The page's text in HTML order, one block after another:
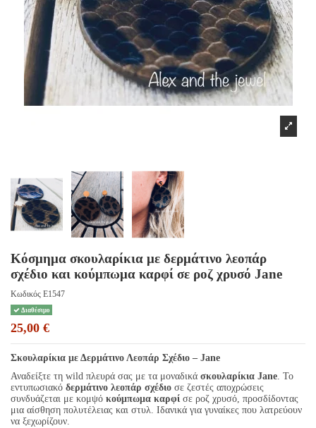
Κόσμημα σκουλαρίκια με δερμάτινο λεοπάρ
σχέδιο και κούμπωμα καρφί σε ροζ χρυσό Jane
Κωδικός E1547
Διαθέσιμο
25,00 €
Σκουλαρίκια με Δερμάτινο Λεοπάρ Σχέδιο – Jane
Αναδείξτε τη wild πλευρά σας με τα μοναδικά σκουλαρίκια Jane. Το
εντυπωσιακό δερμάτινο λεοπάρ σχέδιο σε ζεστές αποχρώσεις
συνδυάζεται με κομψό κούμπωμα καρφί σε ροζ χρυσό, προσδίδοντας
μια αίσθηση πολυτέλειας και στυλ. Ιδανικά για γυναίκες που λατρεύουν
να ξεχωρίζουν.